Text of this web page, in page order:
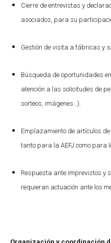
Cierre de entrevistas y
asociados, para su
Gestión de visita a fábricas y
Búsqueda de oportunidades
atención a las solicitudes de
sorteos, imágenes…).
Emplazamiento de artículos
tanto para la AEFJ como para
Respuesta ante imprevistos y
requieran actuación ante los